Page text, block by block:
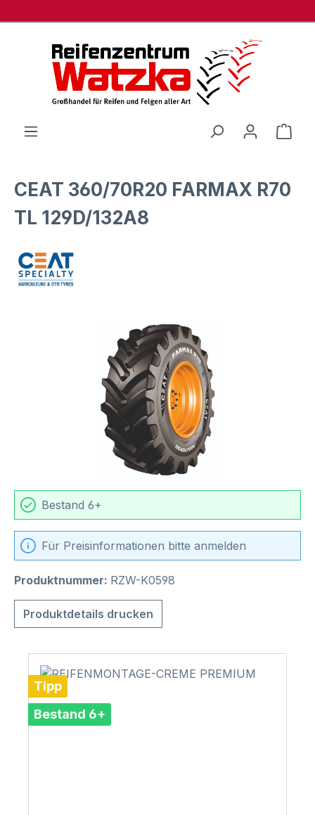
CEAT 360/70R20 FARMAX R70
TL 129D/132A8
Bildergalerie überspringen
Bestand 6+
Für Preisinformationen bitte anmelden
Produktnummer: RZW-K0598
Produktdetails drucken
Tipp
Bestand 6+